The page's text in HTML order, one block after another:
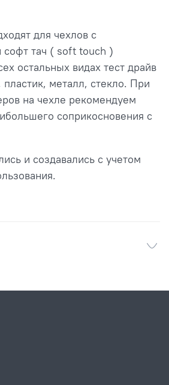
для чехлов с
софт тач ( soft touch )
остальных видах тест драйв
металл, стекло. При
на чехле рекомендуем
соприкосновения с
и создавались с учетом